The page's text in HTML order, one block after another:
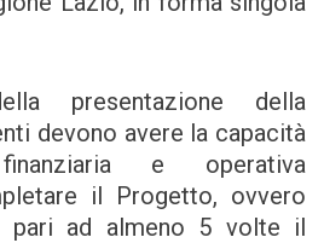
presentazione della
devono avere la capacità
finanziaria e operativa
il Progetto, ovvero
pari ad almeno 5 volte il